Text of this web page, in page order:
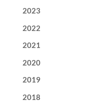
2023
2022
2021
2020
2019
2018